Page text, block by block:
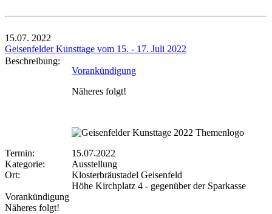
15.07. 2022
Geisenfelder Kunsttage vom 15. - 17. Juli 2022
Beschreibung:
Vorankündigung
Näheres folgt!
Termin:
15.07.2022
Kategorie:
Ausstellung
Ort:
Klosterbräustadel Geisenfeld
Höhe Kirchplatz 4 - gegenüber der Sparkasse
Vorankündigung
Näheres folgt!